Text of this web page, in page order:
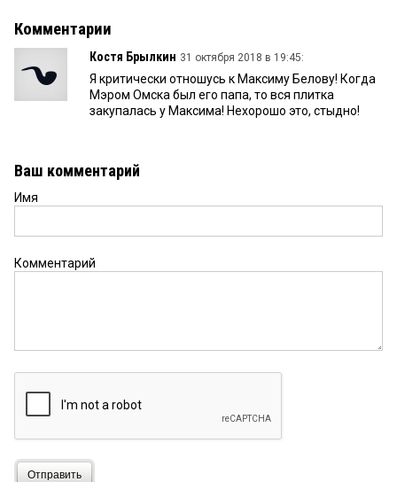
Комментарии
Костя Брылкин 31 октября 2018 в 19:45:
Я критически отношусь к Максиму Белову! Когда
Мэром Омска был его папа, то вся плитка
закупалась у Максима! Нехорошо это, стыдно!
Ваш комментарий
Имя
Комментарий
Отправить